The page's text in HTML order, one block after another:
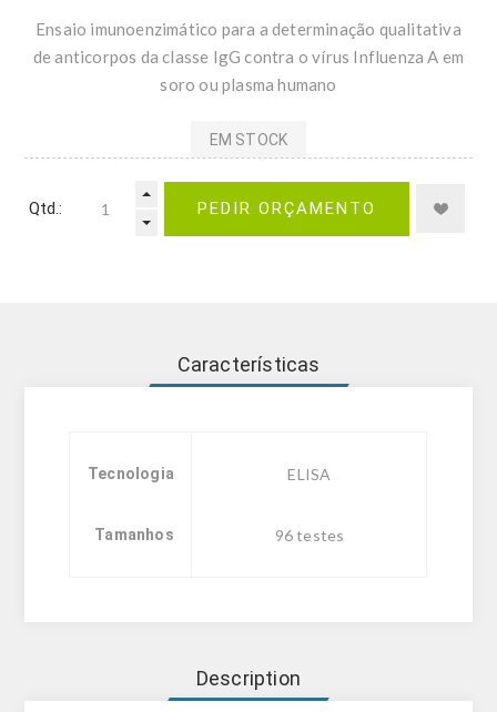
Ensaio imunoenzimático para a determinação qualitativa
de anticorpos da classe IgG contra o vírus Influenza A em
soro ou plasma humano
EM STOCK
Qtd.: PEDIR ORÇAMENTO
Características
Tecnologia ELISA
Tamanhos 96 testes
Description